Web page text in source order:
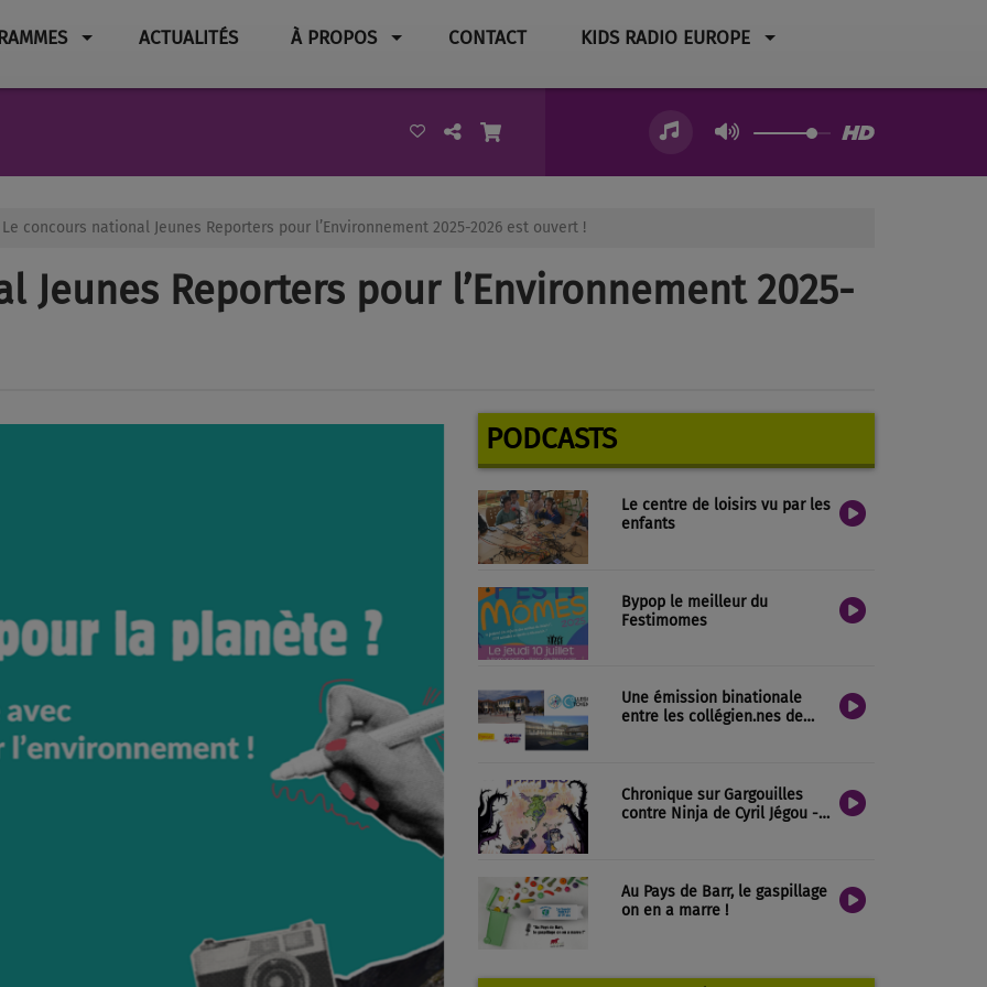
ACTUALITÉS À PROPOS CONTACT KIDS RADIO EUROPE
Le concours national Jeunes Reporters pour l’Environnement 2025-2026 est ouvert !
Jeunes Reporters pour l’Environnement 2025-
PODCASTS
Le centre de loisirs vu par les
enfants
Bypop le meilleur du
Festimomes
Une émission binationale
entre les collégien.nes de
Chronique sur Gargouilles
contre Ninja de Cyril Jégou -
Au Pays de Barr, le gaspillage
on en a marre !